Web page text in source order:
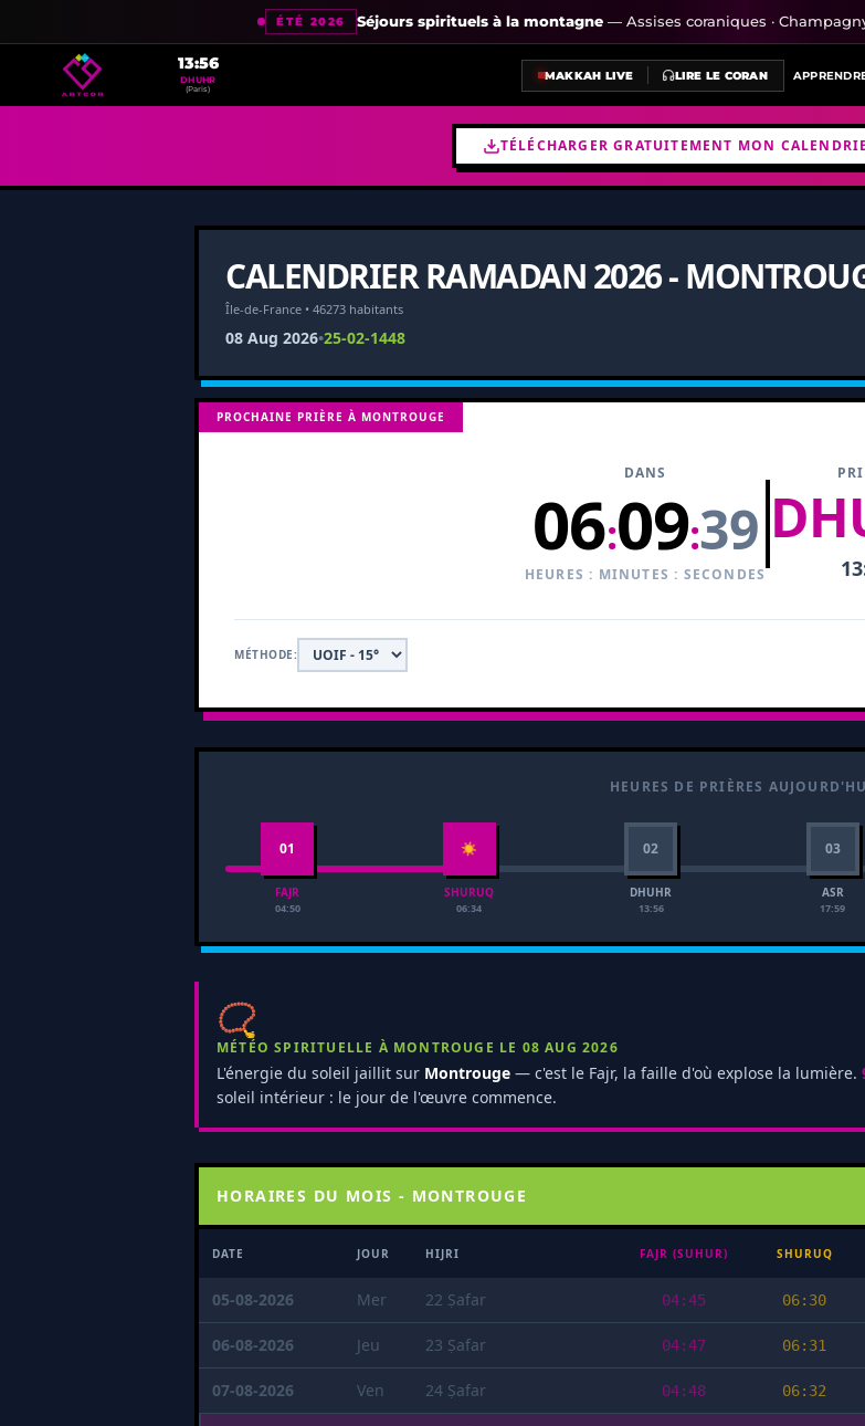
ÉTÉ 2026 Séjours spirituels à la montagne — Assises coraniques ·
13:56
DHUHR
(Paris)
MAKKAH LIVE LIRE LE CORAN
TÉLÉCHARGER GRATUITEMENT MON
CALENDRIER RAMADAN 2026 -
Île-de-France • 46273 habitants
08 Aug 2026•25-02-1448
PROCHAINE PRIÈRE À MONTROUGE
DANS
06:09:38
HEURES : MINUTES : SECONDES
MÉTHODE:
HEURES DE PRIÈRES
01
FAJR
04:50
☀
SHURUQ
06:34
02
DHUHR
13:56
03
ASR
17:59
📿
MÉTÉO SPIRITUELLE À MONTROUGE LE 08 AUG 2026
L'énergie du soleil jaillit sur Montrouge — c'est le Fajr, la faille d'où explose la lumière.
soleil intérieur : le jour de l'œuvre commence.
HORAIRES DU MOIS - MONTROUGE
DATE JOUR HIJRI FAJR (SUHUR) SHURUQ
05-08-2026 Mer 22 Ṣafar 04:45 06:30
06-08-2026 Jeu 23 Ṣafar 04:47 06:31
07-08-2026 Ven 24 Ṣafar 04:48 06:32